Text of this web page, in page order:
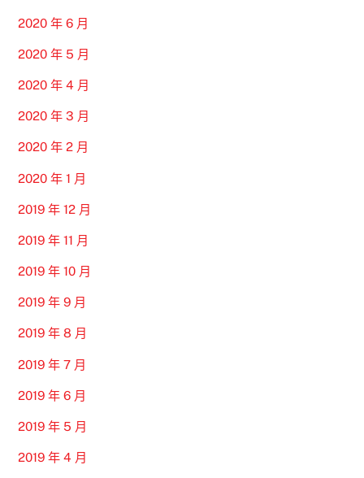
2020 年 6 月
2020 年 5 月
2020 年 4 月
2020 年 3 月
2020 年 2 月
2020 年 1 月
2019 年 12 月
2019 年 11 月
2019 年 10 月
2019 年 9 月
2019 年 8 月
2019 年 7 月
2019 年 6 月
2019 年 5 月
2019 年 4 月